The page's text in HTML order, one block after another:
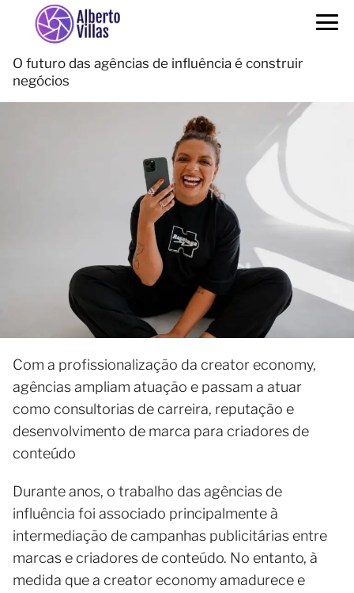
O futuro das agências de influência é construir
negócios
Com a profissionalização da creator economy,
agências ampliam atuação e passam a atuar
como consultorias de carreira, reputação e
desenvolvimento de marca para criadores de
conteúdo
Durante anos, o trabalho das agências de
influência foi associado principalmente à
intermediação de campanhas publicitárias entre
marcas e criadores de conteúdo. No entanto, à
medida que a creator economy amadurece e